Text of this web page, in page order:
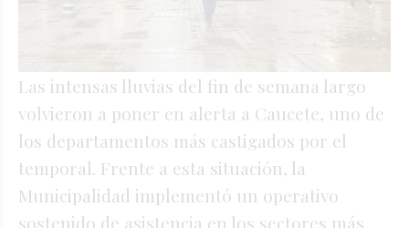
Las intensas lluvias del fin de semana largo
volvieron a poner en alerta a Caucete, uno de
los departamentos más castigados por el
temporal. Frente a esta situación, la
Municipalidad implementó un operativo
sostenido de asistencia en los sectores más